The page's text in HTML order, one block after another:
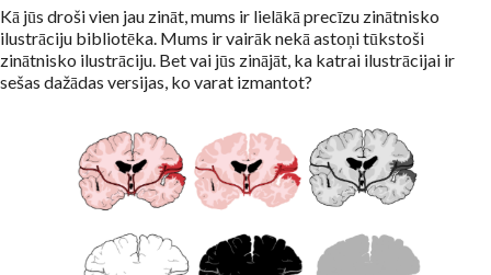
Kā jūs droši vien jau zināt, mums ir lielākā precīzu zinātnisko
ilustrāciju bibliotēka. Mums ir vairāk nekā astoņi tūkstoši
zinātnisko ilustrāciju. Bet vai jūs zinājāt, ka katrai ilustrācijai ir
sešas dažādas versijas, ko varat izmantot?